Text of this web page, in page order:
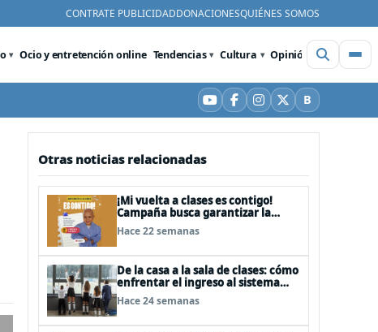
CONTRATE PUBLICIDADDONACIONESQUIÉNES SOMOS
Ocio y entretención online Tendencias Cultura Opinión Videos
YouTube
Facebook
Instagram
X BBluesky
Otras noticias relacionadas
¡Mi vuelta a clases es contigo!
Campaña busca garantizar la
educación de 85 niños, niñas y
adolescentes con cáncer
Hace 22 semanas
De la casa a la sala de clases: cómo
enfrentar el ingreso al sistema
escolar
Hace 24 semanas